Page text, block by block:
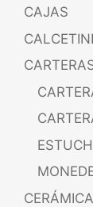
CAJAS
CERÁMICA